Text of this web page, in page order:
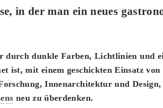
in der man ein neues
durch dunkle Farben, Lichtlinien und
ist, mit einem geschickten Einsatz
Innenarchitektur und
neu zu überdenken.